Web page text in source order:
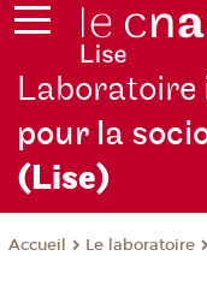
pour la
(Lise)
Accueil Le laboratoire